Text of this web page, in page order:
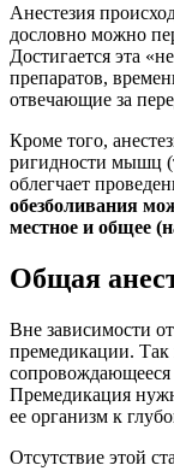
Анестезия
дословно можно
Достигается эта
препаратов,
отвечающие за
Кроме того,
ригидности мышц
облегчает
обезболивания
местное и общее
Общая
Вне зависимости
премедикации. Так
сопровождающееся
Премедикация
ее организм к
Отсутствие этой